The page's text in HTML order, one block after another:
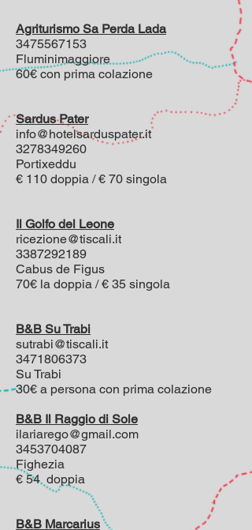
Agriturismo Sa Perda Lada
3475567153
Fluminimaggiore
60€ con prima colazione
Sardus Pater
info@hotelsarduspater.it
3278349260
Portixeddu
€ 110 doppia / € 70 singola
Il Golfo del Leone
ricezione@tiscali.it
3387292189
Cabus de Figus
70€ la doppia / € 35 singola
B&B Su Trabi
sutrabi@tiscali.it
3471806373
Su Trabi
30€ a persona con prima colazione
B&B Il Raggio di Sole
ilariarego@gmail.com
3453704087
Fighezia
€ 54 doppia
B&B Marcarius